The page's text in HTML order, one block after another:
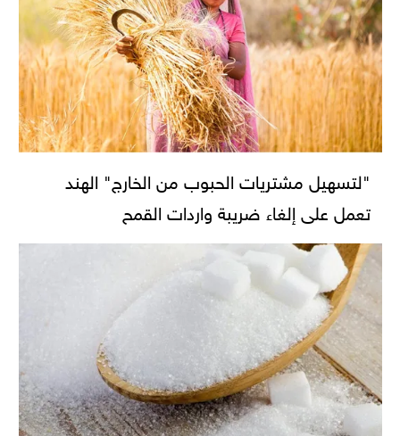
"لتسهيل مشتريات الحبوب من الخارج" الهند
تعمل على إلغاء ضريبة واردات القمح